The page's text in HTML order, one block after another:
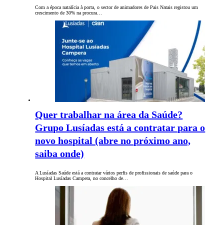
Com a época natalícia à porta, o sector de animadores de Pais Natais registou um
crescimento de 30% na procura…
Quer trabalhar na área da Saúde?
Grupo Lusíadas está a contratar para o
novo hospital (abre no próximo ano,
saiba onde)
A Lusíadas Saúde está a contratar vários perfis de profissionais de saúde para o
Hospital Lusíadas Campera, no concelho de…